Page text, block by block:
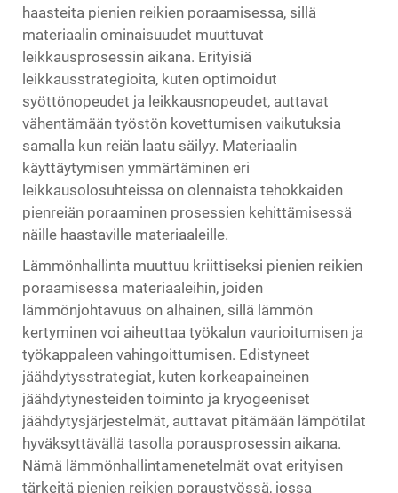
haasteita pienien reikien poraamisessa, sillä
materiaalin ominaisuudet muuttuvat
leikkausprosessin aikana. Erityisiä
leikkausstrategioita, kuten optimoidut
syöttönopeudet ja leikkausnopeudet, auttavat
vähentämään työstön kovettumisen vaikutuksia
samalla kun reiän laatu säilyy. Materiaalin
käyttäytymisen ymmärtäminen eri
leikkausolosuhteissa on olennaista tehokkaiden
pienreiän poraaminen prosessien kehittämisessä
näille haastaville materiaaleille.
Lämmönhallinta muuttuu kriittiseksi pienien reikien
poraamisessa materiaaleihin, joiden
lämmönjohtavuus on alhainen, sillä lämmön
kertyminen voi aiheuttaa työkalun vaurioitumisen ja
työkappaleen vahingoittumisen. Edistyneet
jäähdytysstrategiat, kuten korkeapaineinen
jäähdytynesteiden toiminto ja kryogeeniset
jäähdytysjärjestelmät, auttavat pitämään lämpötilat
hyväksyttävällä tasolla porausprosessin aikana.
Nämä lämmönhallintamenetelmät ovat erityisen
tärkeitä pienien reikien poraustyössä, jossa